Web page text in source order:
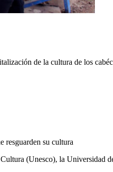
de la cultura de los
resguarden su cultura
(Unesco), la Universidad